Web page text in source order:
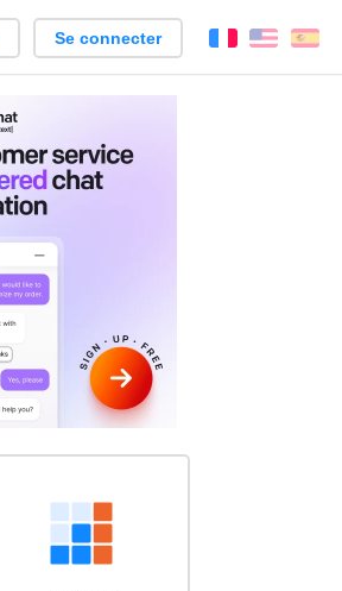
Se connecter FrançaisEnglish